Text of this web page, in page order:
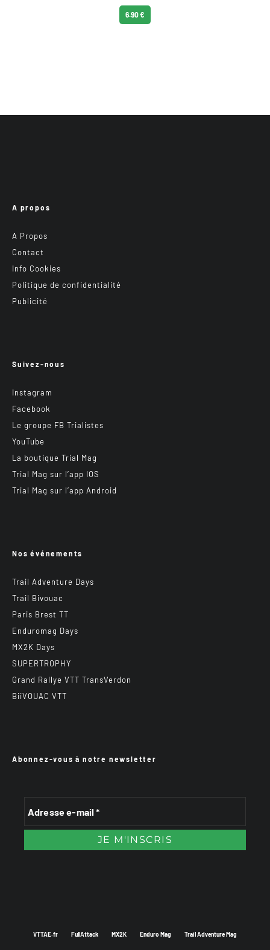
6.90 €
A propos
A Propos
Contact
Info Cookies
Politique de confidentialité
Publicité
Suivez-nous
Instagram
Facebook
Le groupe FB Trialistes
YouTube
La boutique Trial Mag
Trial Mag sur l’app IOS
Trial Mag sur l’app Android
Nos événements
Trail Adventure Days
Trail Bivouac
Paris Brest TT
Enduromag Days
MX2K Days
SUPERTROPHY
Grand Rallye VTT TransVerdon
BiiVOUAC VTT
Abonnez-vous à notre newsletter
VTTAE.fr FullAttack MX2K Enduro Mag Trail Adventure Mag